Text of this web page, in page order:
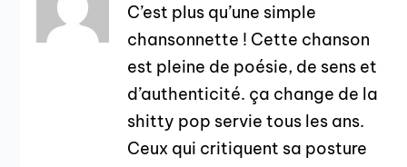
C’est plus qu’une simple
chansonnette ! Cette chanson
est pleine de poésie, de sens et
d’authenticité. ça change de la
shitty pop servie tous les ans.
Ceux qui critiquent sa posture